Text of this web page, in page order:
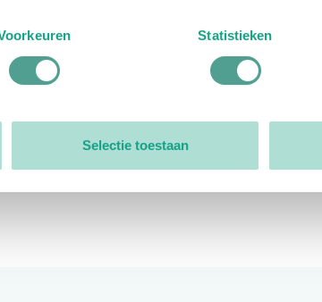
Statistieken
Selectie toestaan